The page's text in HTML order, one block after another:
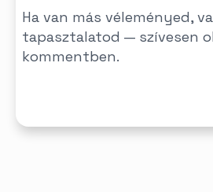
Ha van más véleményed,
tapasztalatod — szívesen
kommentben.